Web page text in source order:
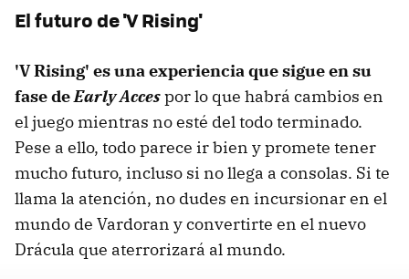
El futuro de'V Rising'
'V Rising' es una experiencia que sigue en su
fase deEarly Accespor lo que habrá cambios en
el juego mientras no esté del todo terminado.
Pese a ello, todo parece ir bien y promete tener
mucho futuro, incluso si no llega a consolas. Si te
llama la atención, no dudes en incursionar en el
mundo de Vardoran y convertirte en el nuevo
Drácula que aterrorizará al mundo.